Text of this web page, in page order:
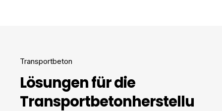
Transportbeton
Lösungen für die
Transportbetonherstellu